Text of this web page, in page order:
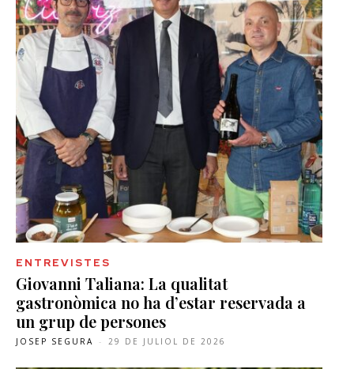
ENTREVISTES
Giovanni Taliana: La qualitat
gastronòmica no ha d’estar reservada a
un grup de persones
JOSEP SEGURA - 29 DE JULIOL DE 2026